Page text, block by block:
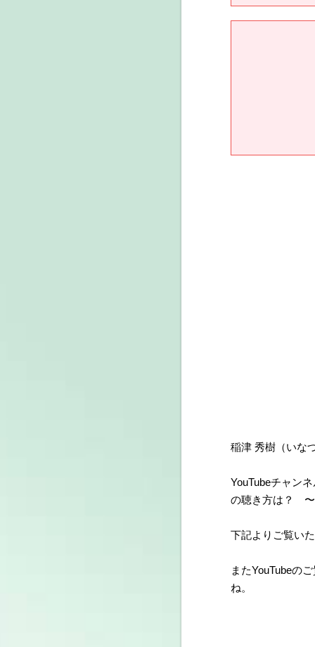
稲津 秀樹（いな
YouTubeチャン
の聴き方は？ 〜
下記よりご覧い
またYouTubeの
ね。